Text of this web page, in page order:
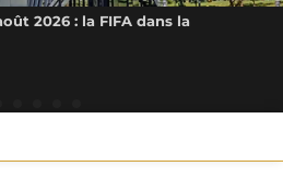
2026 : la FIFA dans la